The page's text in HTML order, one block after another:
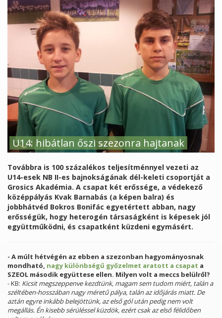
U14: hibátlan őszi szezonra hajtanak
Továbbra is 100 százalékos teljesítménnyel vezeti az
U14-esek NB II-es bajnokságának dél-keleti csoportját a
Grosics Akadémia. A csapat két erőssége, a védekező
középpályás Kvak Barnabás (a képen balra) és
jobbhátvéd Bokros Bonifác egyetértett abban, nagy
erősségük, hogy heterogén társaságként is képesek jól
együttműködni, és csapatként küzdeni egymásért.
- A múlt hétvégén az ebben a szezonban hagyományosnak
mondható, nagy különbségű győzelmet aratott a csapat a
SZEOL második együttese ellen. Milyen volt a meccs belülről?
- KB: Kicsit megszeppenve kezdtünk, magam sem tudom miért, talán a
széltében-hosszában nagy méretű pálya, talán az időjárás miatt. De
aztán egyre inkább belejöttünk, az első gól után pedig nem volt
megállás. Én kisebb sérüléssel küzdök, ezért csak az első félidőben